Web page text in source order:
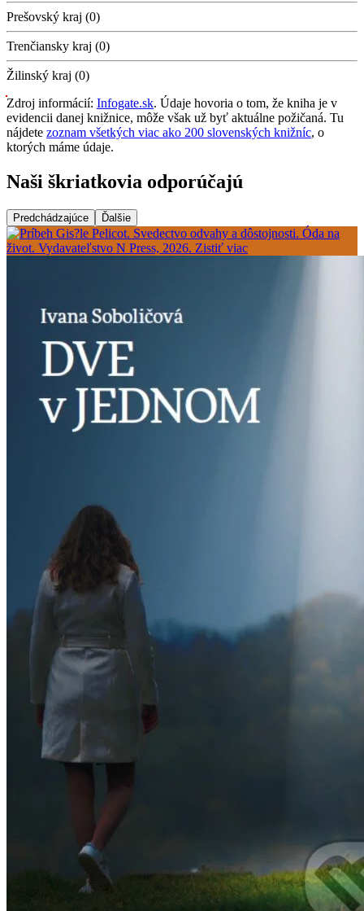
Prešovský kraj (0)
Trenčiansky kraj (0)
Žilinský kraj (0)
Zdroj informácií: Infogate.sk. Údaje hovoria o tom, že kniha je v
evidencii danej knižnice, môže však už byť aktuálne požičaná. Tu
nájdete zoznam všetkých viac ako 200 slovenských knižníc, o
ktorých máme údaje.
Naši škriatkovia odporúčajú
Predchádzajúce Ďalšie